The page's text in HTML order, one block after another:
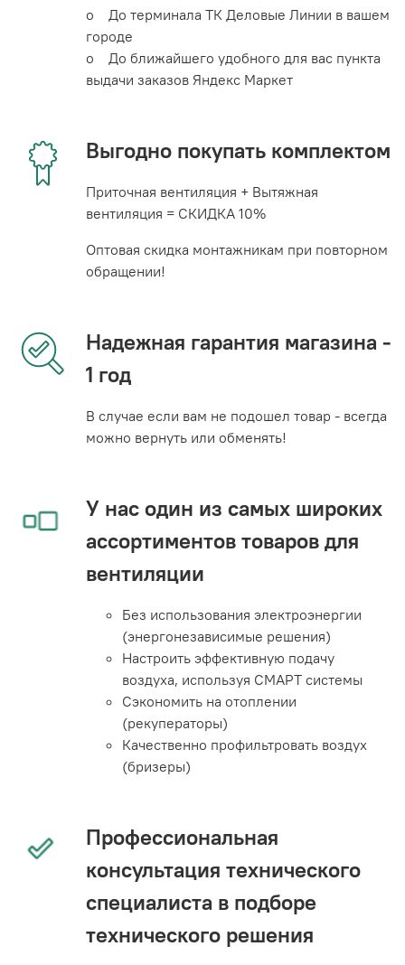
o До терминала ТК Деловые Линии в вашем
городе
o До ближайшего удобного для вас пункта
выдачи заказов Яндекс Маркет
Выгодно покупать комплектом
Приточная вентиляция + Вытяжная
вентиляция = СКИДКА 10%
Оптовая скидка монтажникам при повторном
обращении!
Надежная гарантия магазина -
1 год
В случае если вам не подошел товар - всегда
можно вернуть или обменять!
У нас один из самых широких
ассортиментов товаров для
вентиляции
Без использования электроэнергии
(энергонезависимые решения)
Настроить эффективную подачу
воздуха, используя СМАРТ системы
Сэкономить на отоплении
(рекуператоры)
Качественно профильтровать воздух
(бризеры)
Профессиональная
консультация технического
специалиста в подборе
технического решения